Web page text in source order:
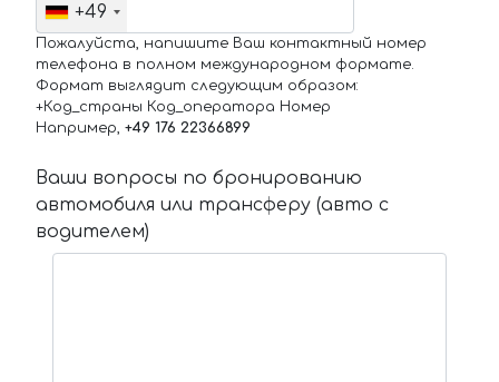
+49
Пожалуйста, напишите Ваш контактный номер
телефона в полном международном формате.
Формат выглядит следующим образом:
+Код_страны Код_оператора Номер
Например, +49 176 22366899
Ваши вопросы по бронированию
автомобиля или трансферу (авто с
водителем)